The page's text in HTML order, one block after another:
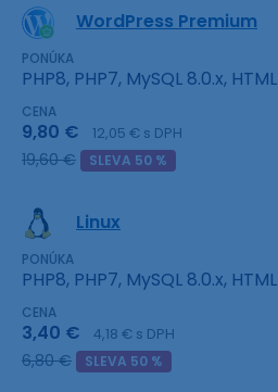
WordPress Premium
PONÚKA
PHP8, PHP7, MySQL 8.0.x, HTML
CENA
9,80 € 12,05 € s DPH
19,60 € SLEVA 50 %
Linux
PONÚKA
PHP8, PHP7, MySQL 8.0.x, HTML
CENA
3,40 € 4,18 € s DPH
6,80 € SLEVA 50 %